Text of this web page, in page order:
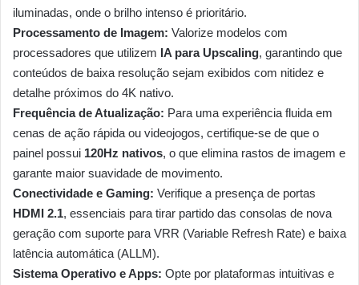
iluminadas, onde o brilho intenso é prioritário.
Processamento de Imagem: Valorize modelos com
processadores que utilizem IA para Upscaling, garantindo que
conteúdos de baixa resolução sejam exibidos com nitidez e
detalhe próximos do 4K nativo.
Frequência de Atualização: Para uma experiência fluida em
cenas de ação rápida ou videojogos, certifique-se de que o
painel possui 120Hz nativos, o que elimina rastos de imagem e
garante maior suavidade de movimento.
Conectividade e Gaming: Verifique a presença de portas
HDMI 2.1, essenciais para tirar partido das consolas de nova
geração com suporte para VRR (Variable Refresh Rate) e baixa
latência automática (ALLM).
Sistema Operativo e Apps: Opte por plataformas intuitivas e